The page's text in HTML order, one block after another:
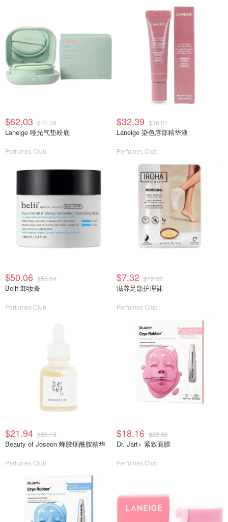
$62.03 $70.39
Laneige 哑光气垫粉底
Perfumes Club
$32.39 $36.01
Laneige 染色唇部精华液
Perfumes Club
$50.06 $55.64
Belif 卸妆膏
Perfumes Club
$7.32 $12.28
滋养足部护理袜
Perfumes Club
$21.94 $26.19
Beauty of Joseon 蜂胶烟酰胺精华
Perfumes Club
$18.16 $22.92
Dr. Jart+ 紧致面膜
Perfumes Club